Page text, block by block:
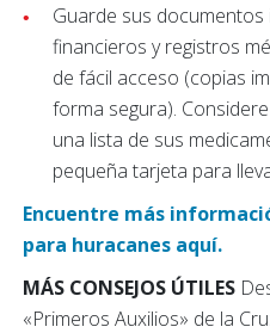
Guarde sus
financieros y registros
de fácil acceso (copias
forma segura).
una lista de sus
pequeña tarjeta para
Encuentre más
para huracanes aquí.
MÁS CONSEJOS ÚTILES
«Primeros Auxilios» de la